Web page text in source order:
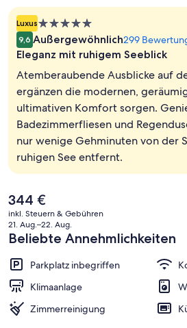
Luxus5.0-
Sterne-
Unterkunft
9,6 Außergewöhnlich299
Eleganz mit ruhigem Seeblick
Atemberaubende Ausblicke auf
ergänzen die modernen,
ultimativen Komfort sorgen.
Badezimmerfliesen und
nur wenige Gehminuten von der
ruhigen See entfernt.
Der
aktuelle
Preis
beträgt
344 €.
344 €
inkl. Steuern & Gebühren
21. Aug.–22. Aug.
Beliebte Annehmlichkeiten
Parkplatz inbegriffen
Klimaanlage
Zimmerreinigung